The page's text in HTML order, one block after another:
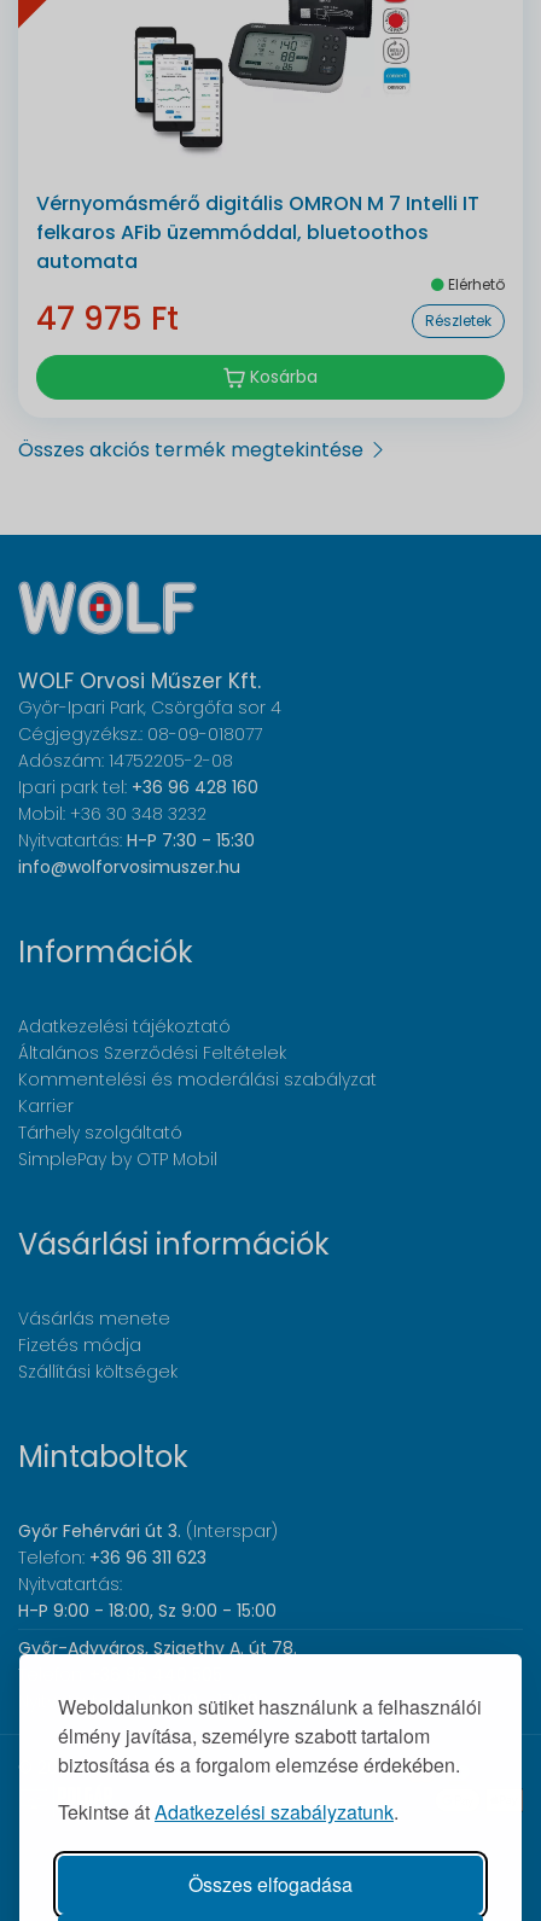
Weboldalunkon sütiket használunk a felhasználói
élmény javítása, személyre szabott tartalom
biztosítása és a forgalom elemzése érdekében.
Tekintse átAdatkezelési szabályzatunk.
Összes elfogadása
Vérnyomásmérő digitális OMRON M 7 Intelli IT
felkaros AFib üzemmóddal, bluetoothos
automata
Elérhető
47 975 Ft Részletek
Kosárba
Összes akciós termék megtekintése
WOLF Orvosi Műszer Kft.
Győr-Ipari Park, Csörgőfa sor 4
Cégjegyzéksz.: 08-09-018077
Adószám: 14752205-2-08
Ipari park tel: +36 96 428 160
Mobil: +36 30 348 3232
Nyitvatartás: H-P 7:30 - 15:30
info@wolforvosimuszer.hu
Információk
Adatkezelési tájékoztató
Általános Szerződési Feltételek
Kommentelési és moderálási szabályzat
Karrier
Tárhely szolgáltató
SimplePay by OTP Mobil
Vásárlási információk
Vásárlás menete
Fizetés módja
Szállítási költségek
Mintaboltok
Győr Fehérvári út 3. (Interspar)
Telefon: +36 96 311 623
Nyitvatartás:
H-P 9:00 - 18:00, Sz 9:00 - 15:00
Győr-Adyváros, Szigethy A. út 78.
Telefon:
Nyitvatartás:H-P 8:00 - 17:00
© 2026 Wolf Orvosi Műszer Kft. |